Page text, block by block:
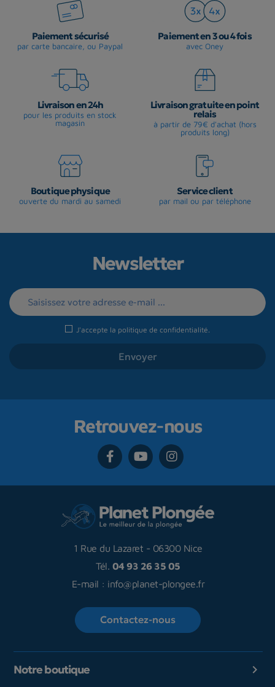
Paiement sécurisé
par carte bancaire, ou Paypal
Paiement en 3 ou 4 fois
avec Oney
Livraison en 24h
pour les produits en stock
magasin
Livraison gratuite en point
relais
à partir de 79€ d'achat (hors
produits long)
Boutique physique
ouverte du mardi au samedi
Service client
par mail ou par téléphone
Newsletter
J'accepte la politique de confidentialité
Retrouvez-nous
1 Rue du Lazaret - 06300 Nice
Tél. 04 93 26 35 05
E-mail : info@planet-plongee.fr
Contactez-nous
Notre boutique 